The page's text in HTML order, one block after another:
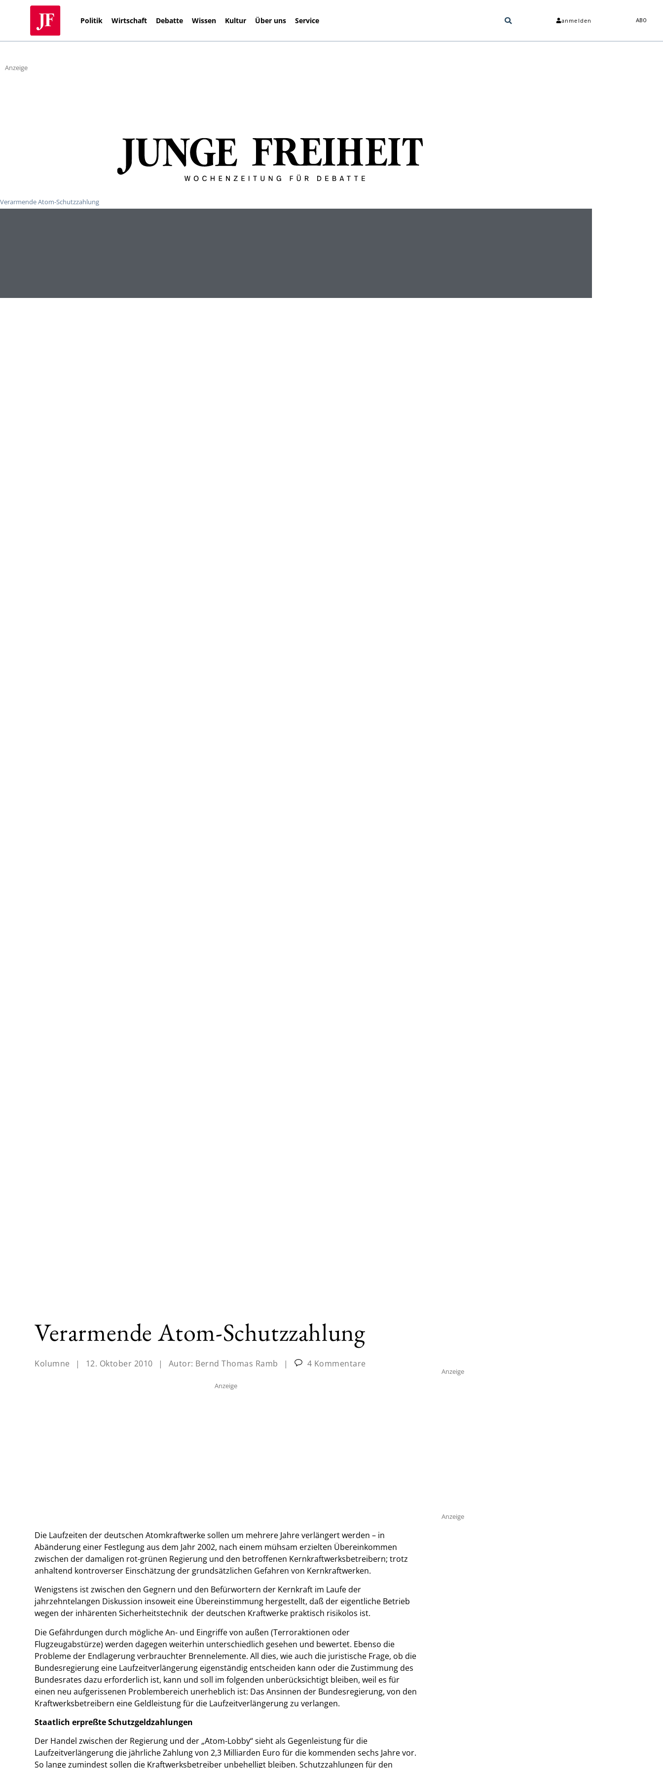
Politik Wirtschaft Debatte Wissen Kultur Über uns Service anmelden ABO
Anzeige
Verarmende Atom-Schutzzahlung
Verarmende Atom-Schutzzahlung
Kolumne | 12. Oktober 2010 | Autor: Bernd Thomas Ramb | 4 Kommentare
Anzeige
Die Laufzeiten der deutschen Atomkraftwerke sollen um mehrere Jahre verlängert werden – in
Abänderung einer Festlegung aus dem Jahr 2002, nach einem mühsam erzielten Übereinkommen
zwischen der damaligen rot-grünen Regierung und den betroffenen Kernkraftwerksbetreibern; trotz
anhaltend kontroverser Einschätzung der grundsätzlichen Gefahren von Kernkraftwerken.
Wenigstens ist zwischen den Gegnern und den Befürwortern der Kernkraft im Laufe der
jahrzehntelangen Diskussion insoweit eine Übereinstimmung hergestellt, daß der eigentliche Betrieb
wegen der inhärenten Sicherheitstechnik der deutschen Kraftwerke praktisch risikolos ist.
Die Gefährdungen durch mögliche An- und Eingriffe von außen (Terroraktionen oder
Flugzeugabstürze) werden dagegen weiterhin unterschiedlich gesehen und bewertet. Ebenso die
Probleme der Endlagerung verbrauchter Brennelemente. All dies, wie auch die juristische Frage, ob die
Bundesregierung eine Laufzeitverlängerung eigenständig entscheiden kann oder die Zustimmung des
Bundesrates dazu erforderlich ist, kann und soll im folgenden unberücksichtigt bleiben, weil es für
einen neu aufgerissenen Problembereich unerheblich ist: Das Ansinnen der Bundesregierung, von den
Kraftwerksbetreibern eine Geldleistung für die Laufzeitverlängerung zu verlangen.
Staatlich erpreßte Schutzgeldzahlungen
Der Handel zwischen der Regierung und der „Atom-Lobby“ sieht als Gegenleistung für die
Laufzeitverlängerung die jährliche Zahlung von 2,3 Milliarden Euro für die kommenden sechs Jahre vor.
So lange zumindest sollen die Kraftwerksbetreiber unbehelligt bleiben. Schutzzahlungen für den
Anzeige
Anzeige